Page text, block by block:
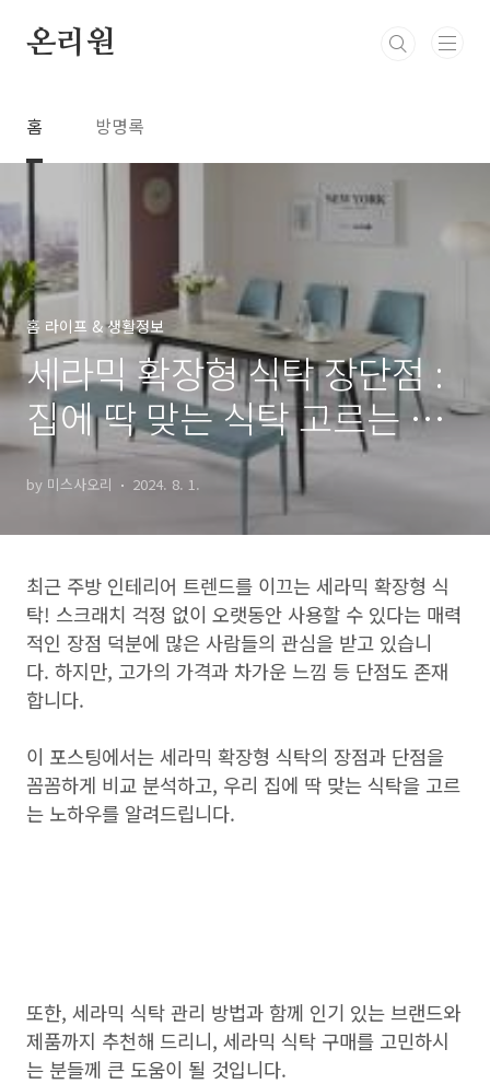
온리원
홈 방명록
홈 라이프 & 생활정보
세라믹 확장형 식탁 장단점 :
집에 딱 맞는 식탁 고르는 법,
관리 방법, 추천
by 미스사오리 2024. 8. 1.
최근 주방 인테리어 트렌드를 이끄는 세라믹 확장형 식
탁! 스크래치 걱정 없이 오랫동안 사용할 수 있다는 매력
적인 장점 덕분에 많은 사람들의 관심을 받고 있습니
다. 하지만, 고가의 가격과 차가운 느낌 등 단점도 존재
합니다.
이 포스팅에서는 세라믹 확장형 식탁의 장점과 단점을
꼼꼼하게 비교 분석하고, 우리 집에 딱 맞는 식탁을 고르
는 노하우를 알려드립니다.
또한, 세라믹 식탁 관리 방법과 함께 인기 있는 브랜드와
제품까지 추천해 드리니, 세라믹 식탁 구매를 고민하시
는 분들께 큰 도움이 될 것입니다.